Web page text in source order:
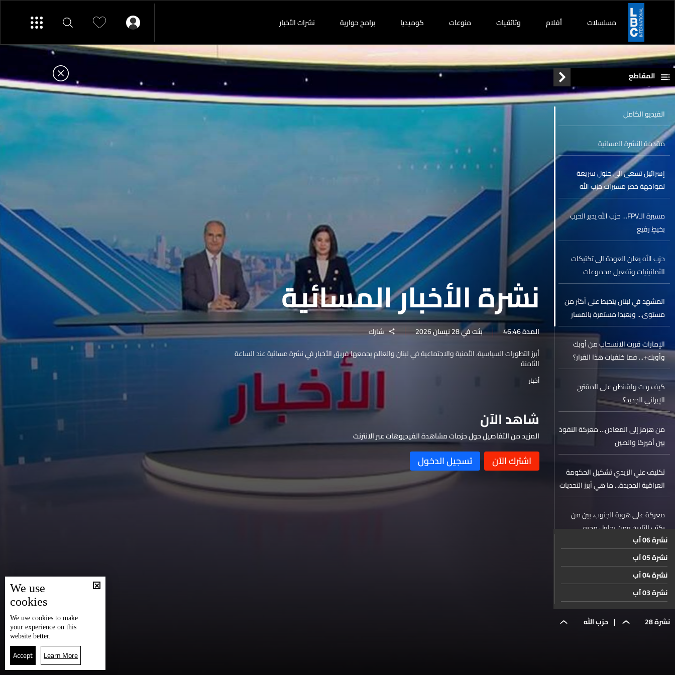
مسلسلات أفلام وثائقيات منوعات كوميديا برامج حوارية نشرات الأخبار
نشرة الأخبار المسائية
المدة 46:46 بثت في 28 نيسان 2026
شارك
أبرز التطورات السياسية، الأمنية والاجتماعية في لبنان والعالم يجمعها فريق الأخبار في نشرة مسائية عند الساعة
الثامنة
أخبار
شاهد الآن
المزيد من التفاصيل حول حزمات مشاهدة الفيديوهات عبر الانترنت
المقاطع
الفيديو الكامل
مقدمة النشرة المسائية
إسرائيل تسعى الى حلول سريعة
لمواجهة خطر مسيرات حزب الله
مسيرة الـFPV… حزب الله يدير الحرب
بخيطٍ رفيع
حزب الله يعلن العودة الى تكتيكات
الثمانينيات وتفعيل مجموعات
استشهادية... فماذا يعني ذلك؟
المشهد في لبنان يتخبط على أكثر من
مستوى... وبعبدا مستمرة بالمسار
الذي رسمته سابقا
الإمارات قررت الانسحاب من أوبك
وأوبك+... فما خلفيات هذا القرار؟
كيف ردت واشنطن على المقترح
الإيراني الجديد؟
من هرمز إلى المعادن… معركة النفوذ
بين أميركا والصين
تكليف علي الزيدي تشكيل الحكومة
العراقية الجديدة... ما هي أبرز التحديات
التي تواجهه؟
معركة على هوية الجنوب. بين من
يكتب التاريخ ومن يحاول محيه
يجمع بين الطموح والفرص... جامعة
سيدة اللويزة تنظم معرض Career Fair
حال الطقس
نشرة 28
| حزب الله
نشرة 06 آب
نشرة 05 آب
نشرة 04 آب
نشرة 03 آب
نشرة 02 آب
نشرة 01 آب
We use
cookies
We use cookies to make
your experience on this
website better.
Accept Learn More